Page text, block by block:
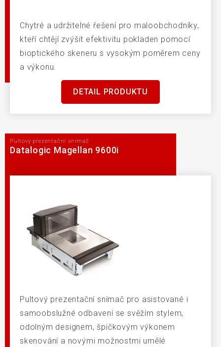
Chytré a udržitelné řešení pro maloobchodníky,
kteří chtějí zvýšit efektivitu pokladen pomocí
bioptického skeneru s vysokým poměrem ceny
a výkonu.
DETAIL PRODUKTU
Pultový prezentační snímač
Datalogic Magellan 9600i
Pultový prezentační snímač pro asistované i
samoobslužné odbavení se svěžím stylem,
odolným designem, špičkovým výkonem
skenování a novými možnostmi umělé